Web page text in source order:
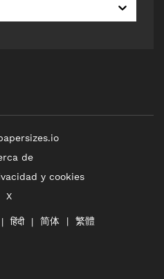
de
y cookies
X
हिंदी 简体 繁體